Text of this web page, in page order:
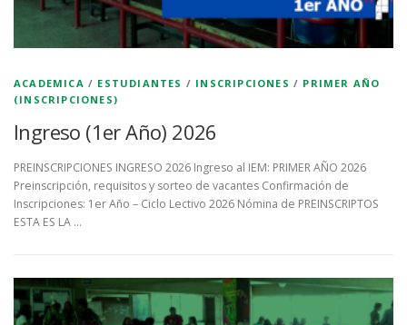
ACADEMICA / ESTUDIANTES / INSCRIPCIONES / PRIMER AÑO
(INSCRIPCIONES)
Ingreso (1er Año) 2026
PREINSCRIPCIONES INGRESO 2026 Ingreso al IEM: PRIMER AÑO 2026
Preinscripción, requisitos y sorteo de vacantes Confirmación de
Inscripciones: 1er Año – Ciclo Lectivo 2026 Nómina de PREINSCRIPTOS
ESTA ES LA …